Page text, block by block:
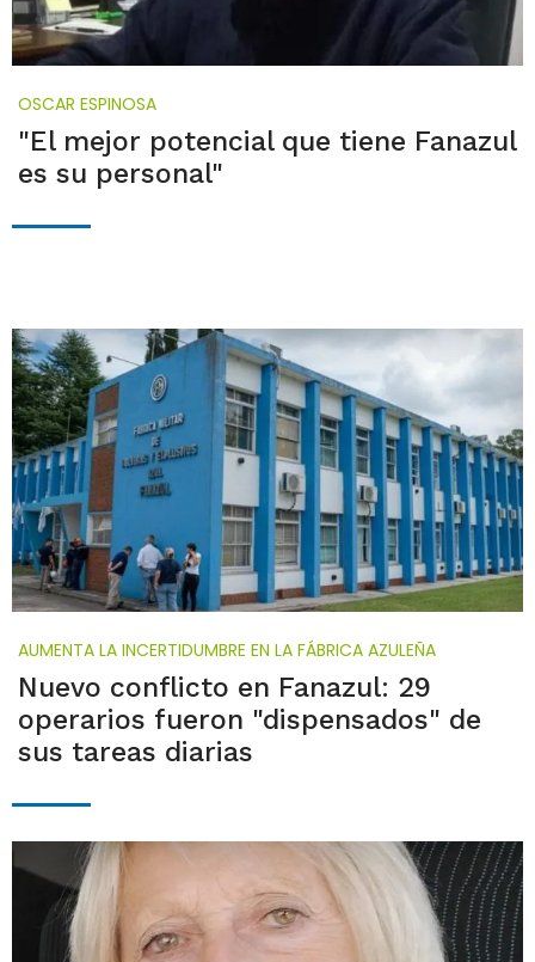
OSCAR ESPINOSA
"El mejor potencial que tiene Fanazul
es su personal"
AUMENTA LA INCERTIDUMBRE EN LA FÁBRICA AZULEÑA
Nuevo conflicto en Fanazul: 29
operarios fueron "dispensados" de
sus tareas diarias